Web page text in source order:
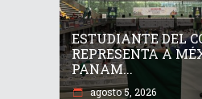
ESTUDIANTE DEL
REPRESENTA A
PANAM...
agosto 5, 2026